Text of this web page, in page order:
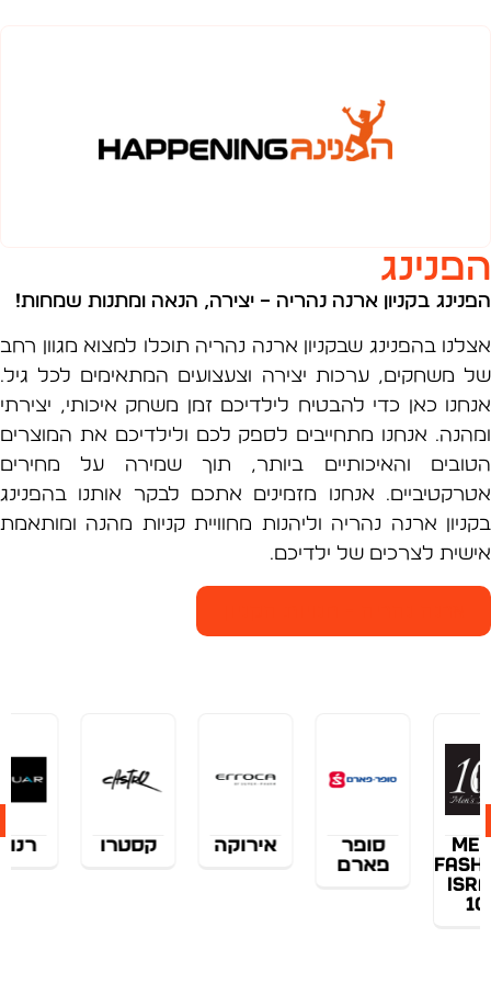
בקניון ארנה נהריה –יצירה, הנאה ומתנות שמחות!
בהפנינג שבקניון ארנה נהריה תוכלו למצוא מגוון רחב
ערכות יצירה וצעצועים המתאימים לכל גיל.
כאן כדי להבטיח לילדיכם זמן משחק איכותי, יצירתי
אנחנו מתחייבים לספק לכם ולילדיכם את המוצרים
והאיכותיים ביותר, תוך שמירה על מחירים
אנחנו מזמינים אתכם לבקר אותנו בהפנינג
ארנה נהריה וליהנות מחוויית קניות מהנה ומותאמת
לצרכים של ילדיכם.
סופר
פארם
אירוקה קסטרו רנואר